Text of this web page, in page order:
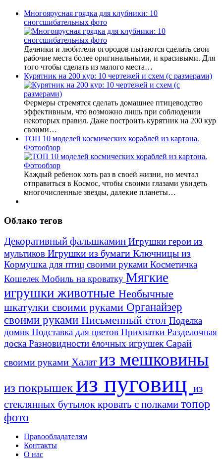
Многоярусная грядка для клубники: 10
сногсшибательных фото
Дачники и любители огородов пытаются сделать свои
рабочие места более оригинальными, и красивыми. Для
того чтобы сделать из малого места…
Курятник на 200 кур: 10 чертежей и схем (с размерами)
Фермеры стремятся сделать домашнее птицеводство
эффективным, что возможно лишь при соблюдении
некоторых правил. Даже построить курятник на 200 кур
своими…
ТОП 10 моделей космических кораблей из картона.
Фотообзор
Каждый ребенок хоть раз в своей жизни, но мечтал
отправиться в Космос, чтобы своими глазами увидеть
многочисленные звезды, далекие планеты…
Облако тегов
Декоративный фальшкамин Игрушки герои из
мультиков Игрушки из бумаги Ключницы из
Кормушка для птиц своими руками Косметичка
КошелекМобиль на кроватку Мягкие
игрушки животные Необычные
шкатулки своими руками Органайзер
своими руками Письменный стол Поделка
домикПодставка для цветов Прихватки Разделочная
доска Разновидности ёлочных игрушекСарай
своими руками Халат из мешковины
из покрышек из пуговиц из
стеклянных бутылоккровать с полками топор
фото
Правообладателям
Контакты
О нас